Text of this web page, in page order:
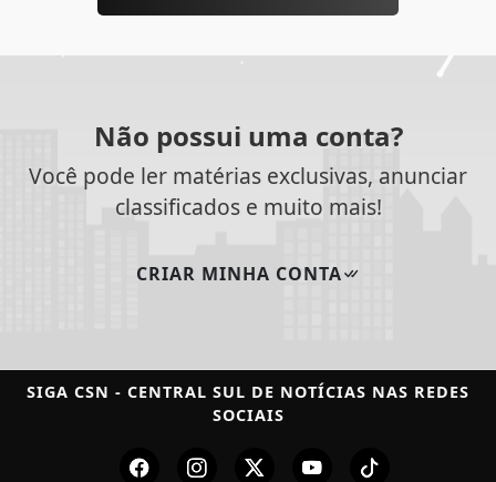
Não possui uma conta?
Você pode ler matérias exclusivas, anunciar
classificados e muito mais!
CRIAR MINHA CONTA
SIGA CSN - CENTRAL SUL DE NOTÍCIAS NAS REDES
SOCIAIS